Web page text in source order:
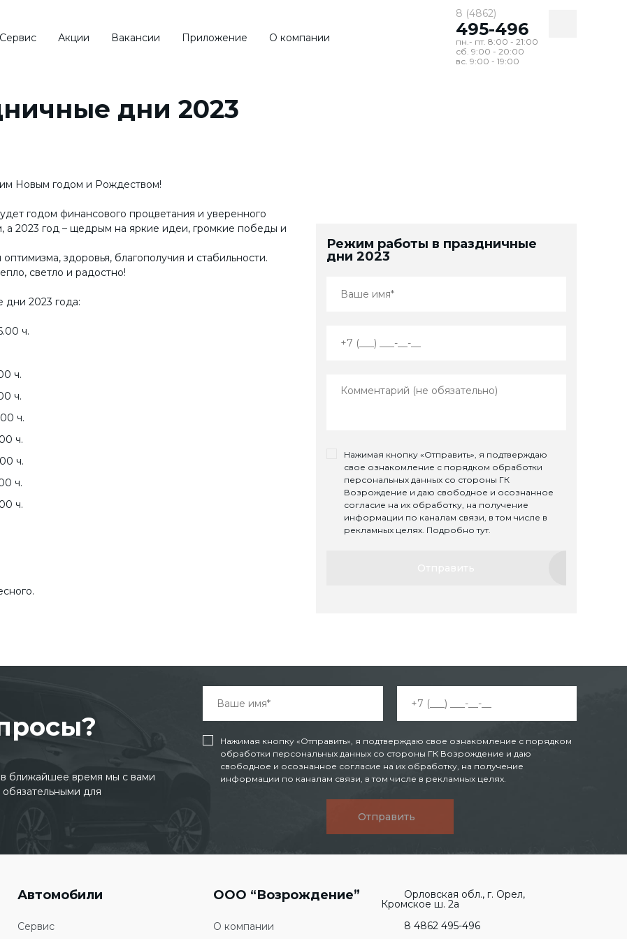
Сервис Акции Вакансии Приложение О компании
8 (4862)
495-496
пн.- пт. 8:00 - 21:00
сб. 9:00 - 20:00
вс. 9:00 - 19:00
ВНЕДОРОЖНИК УНИВЕРСАЛ
дни 2023
Новым годом и Рождеством!
годом финансового процветания и уверенного
а 2023 год – щедрым на яркие идеи, громкие победы и
здоровья, благополучия и стабильности.
светло и радостно!
2023 года:
ч.
ч.
ч.
ч.
ч.
ч.
ч.
ч.
Режим работы в праздничные
дни 2023
Нажимая кнопку «Отправить», я подтверждаю
свое ознакомление с порядком обработки
персональных данных со стороны ГК
Возрождение и даю свободное и осознанное
согласие на их обработку, на получение
информации по каналам связи, в том числе в
рекламных целях. Подробно тут.
в ближайшее время мы с вами
для
Нажимая кнопку «Отправить», я подтверждаю свое ознакомление с порядком
обработки персональных данных со стороны ГК Возрождение и даю
свободное и осознанное согласие на их обработку, на получение
информации по каналам связи, в том числе в рекламных целях.
Отправить
Автомобили
Сервис
ООО “Возрождение”
О компании
Орловская обл., г. Орел,
Кромское ш. 2а
8 4862 495-496